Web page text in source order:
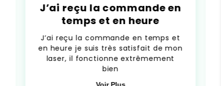
J’ai reçu la commande en
temps et en heure
J’ai reçu la commande en temps et
en heure je suis très satisfait de mon
laser, il fonctionne extrêmement
bien
Voir Plus